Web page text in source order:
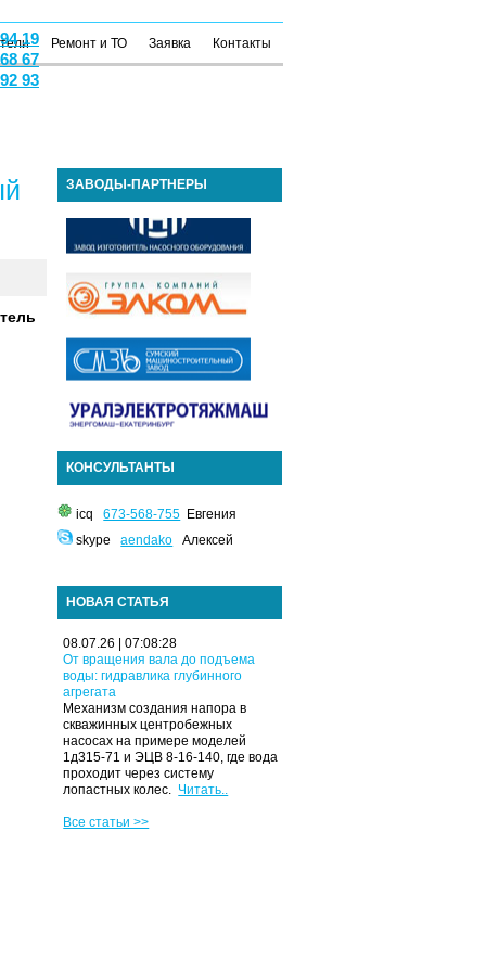
19
67
93
Ремонт и ТО Заявка Контакты
ЗАВОДЫ-ПАРТНЕРЫ
КОНСУЛЬТАНТЫ
icq673-568-755 Евгения
skypeaendako Алексей
НОВАЯ СТАТЬЯ
08.07.26 | 07:08:28
От вращения вала до подъема
воды: гидравлика глубинного
агрегата
Механизм создания напора в
скважинных центробежных
насосах на примере моделей
1д315-71 и ЭЦВ 8-16-140, где вода
проходит через систему
лопастных колес. Читать..
Все статьи >>